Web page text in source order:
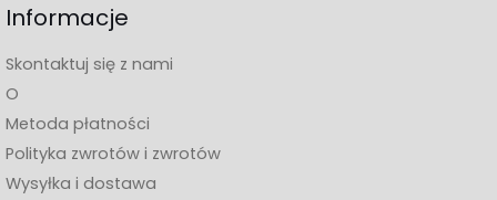
Informacje
Skontaktuj się z nami
O
Metoda płatności
Polityka zwrotów i zwrotów
Wysyłka i dostawa